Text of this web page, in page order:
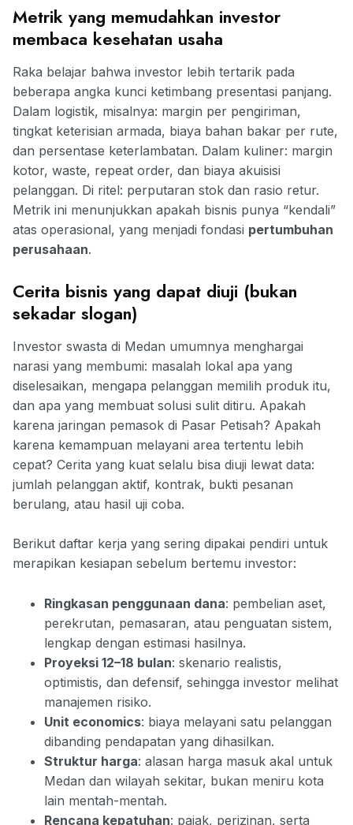
Metrik yang memudahkan investor
membaca kesehatan usaha
Raka belajar bahwa investor lebih tertarik pada
beberapa angka kunci ketimbang presentasi panjang.
Dalam logistik, misalnya: margin per pengiriman,
tingkat keterisian armada, biaya bahan bakar per rute,
dan persentase keterlambatan. Dalam kuliner: margin
kotor, waste, repeat order, dan biaya akuisisi
pelanggan. Di ritel: perputaran stok dan rasio retur.
Metrik ini menunjukkan apakah bisnis punya “kendali”
atas operasional, yang menjadi fondasi pertumbuhan
perusahaan.
Cerita bisnis yang dapat diuji (bukan
sekadar slogan)
Investor swasta di Medan umumnya menghargai
narasi yang membumi: masalah lokal apa yang
diselesaikan, mengapa pelanggan memilih produk itu,
dan apa yang membuat solusi sulit ditiru. Apakah
karena jaringan pemasok di Pasar Petisah? Apakah
karena kemampuan melayani area tertentu lebih
cepat? Cerita yang kuat selalu bisa diuji lewat data:
jumlah pelanggan aktif, kontrak, bukti pesanan
berulang, atau hasil uji coba.
Berikut daftar kerja yang sering dipakai pendiri untuk
merapikan kesiapan sebelum bertemu investor:
Ringkasan penggunaan dana: pembelian aset,
perekrutan, pemasaran, atau penguatan sistem,
lengkap dengan estimasi hasilnya.
Proyeksi 12–18 bulan: skenario realistis,
optimistis, dan defensif, sehingga investor melihat
manajemen risiko.
Unit economics: biaya melayani satu pelanggan
dibanding pendapatan yang dihasilkan.
Struktur harga: alasan harga masuk akal untuk
Medan dan wilayah sekitar, bukan meniru kota
lain mentah-mentah.
Rencana kepatuhan: pajak, perizinan, serta